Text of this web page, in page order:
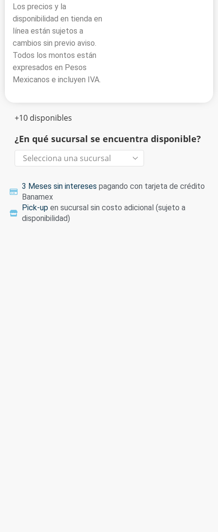
Los precios y la
disponibilidad en tienda en
línea están sujetos a
cambios sin previo aviso.
Todos los montos están
expresados en Pesos
Mexicanos e incluyen IVA.
+10 disponibles
¿En qué sucursal se encuentra disponible?
3 Meses sin intereses pagando con tarjeta de crédito
Banamex
Pick-up en sucursal sin costo adicional (sujeto a
disponibilidad)